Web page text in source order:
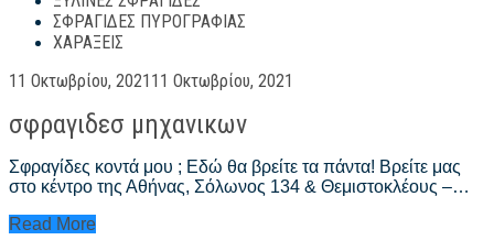
Sfragides
ΣΦΡΑΓΊΔΕΣ ΠΥΡΟΓΡΑΦΊΑΣ
ΧΑΡΆΞΕΙΣ
Posted
11 Οκτωβρίου, 2021 11 Οκτωβρίου, 2021
σφραγιδεσ μηχανικων
Σφραγίδες κοντά μου ; Εδώ θα βρείτε τα πάντα! Βρείτε μας
στο κέντρο της Αθήνας, Σόλωνος 134 & Θεμιστοκλέους –…
σφραγιδεσ
Read More